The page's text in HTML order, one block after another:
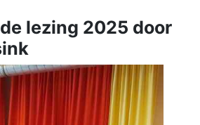
lezing 2025 door